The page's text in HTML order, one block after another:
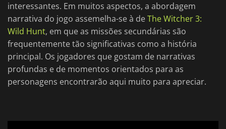
interessantes. Em muitos aspectos, a abordagem
narrativa do jogo assemelha-se à deThe Witcher 3:
Wild Hunt, em que as missões secundárias são
frequentemente tão significativas como a história
principal. Os jogadores que gostam de narrativas
profundas e de momentos orientados para as
personagens encontrarão aqui muito para apreciar.